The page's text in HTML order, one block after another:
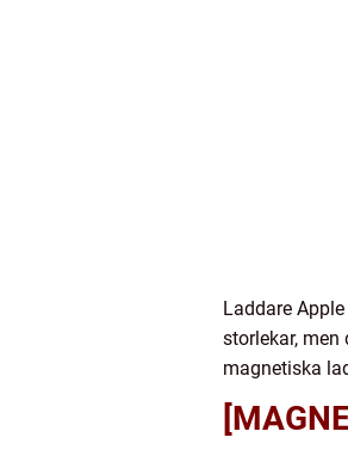
Laddare
storlekar,
magnetiska